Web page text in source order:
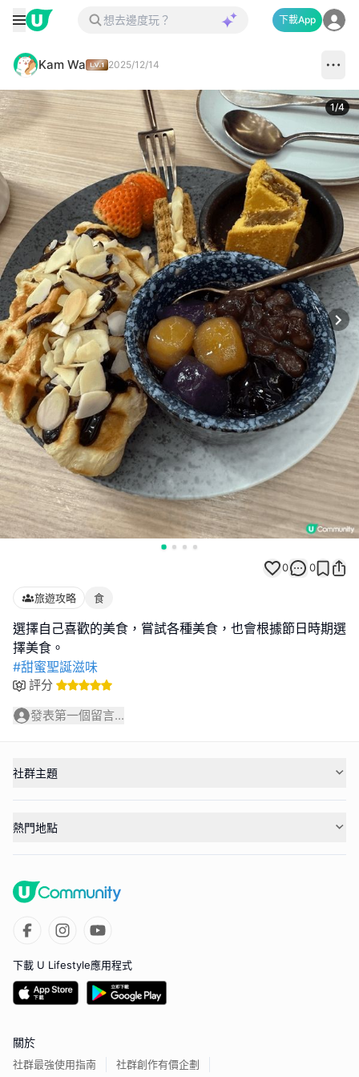
下載App
Kam Wa 2025/12/14
1/4
0 0
旅遊攻略 食
選擇自己喜歡的美食，嘗試各種美食，也會根據節日時期選
#甜蜜聖誕滋味
評分
發表第一個留言...
社群主題
熱門地點
下載 U Lifestyle應用程式
關於
社群最強使用指南 社群創作有價企劃